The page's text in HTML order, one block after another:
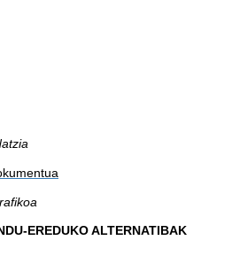
EREDUKO ALTERNATIBAK